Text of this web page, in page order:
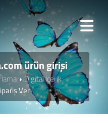
ürün girişi
Digital İçerik
Ver